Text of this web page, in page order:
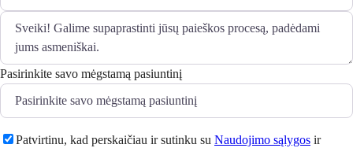
Pasirinkite savo mėgstamą pasiuntinį
Patvirtinu, kad perskaičiau ir sutinku su Naudojimo sąlygos ir